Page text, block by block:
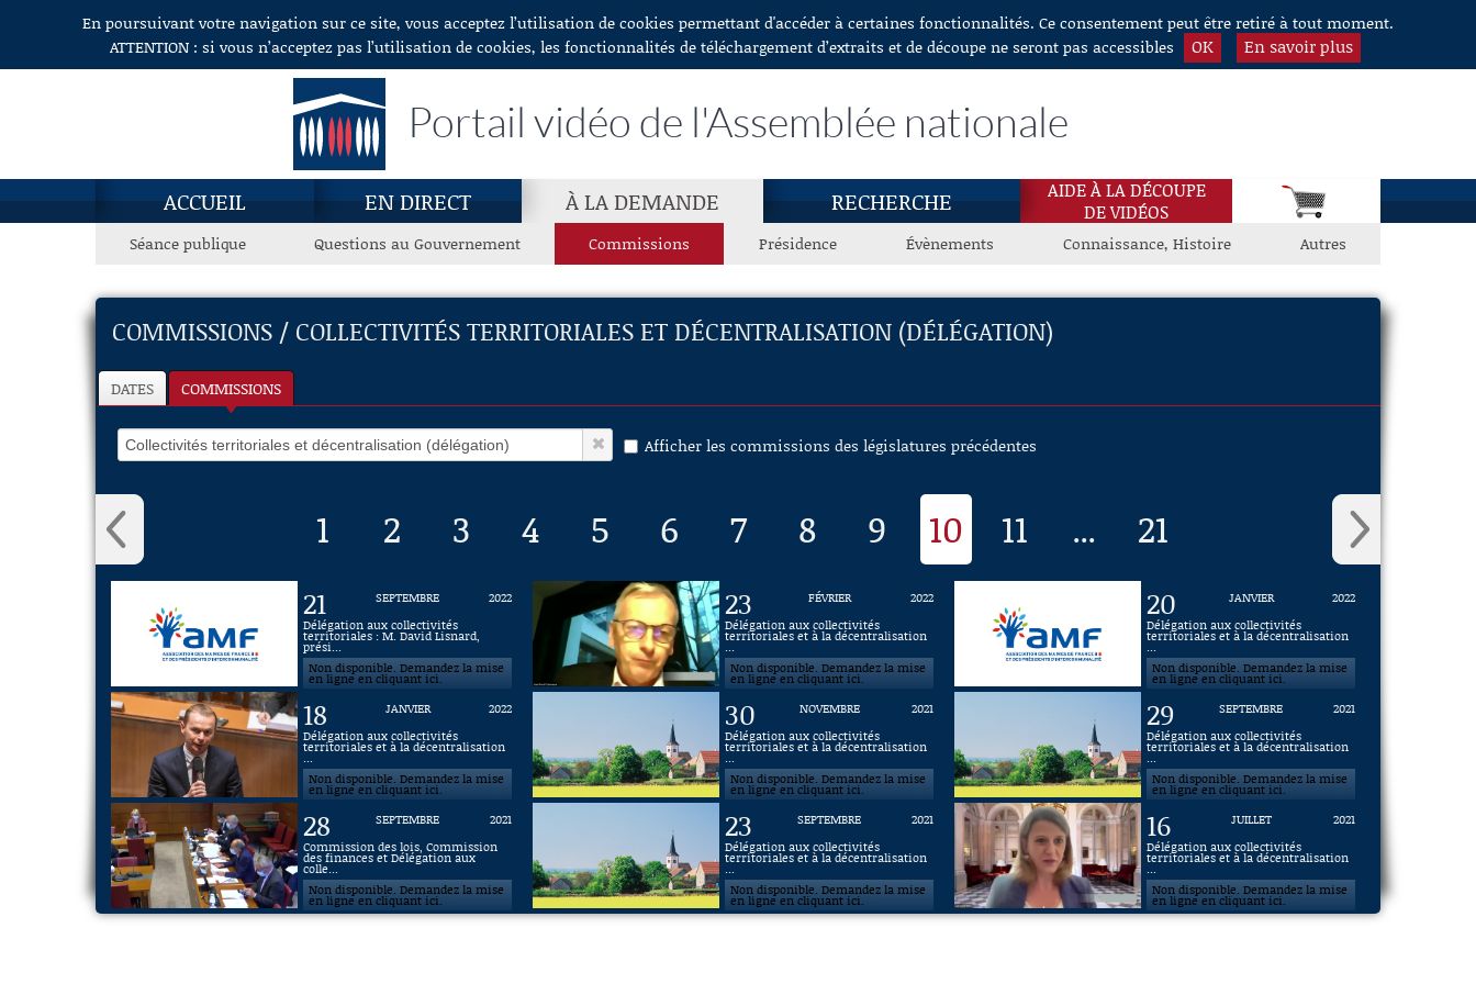
Aller au contenuEn poursuivant votre navigation sur ce site, vous acceptez l’utilisation de cookies permettant d'accéder à certaines fonctionnalités. Ce consentement peut être retiré à tout moment.
ATTENTION : si vous n’acceptez pas l’utilisation de cookies, les fonctionnalités de téléchargement d’extraits et de découpe ne seront pas accessibles
OK En savoir plus
Portail vidéo de l'Assemblée nationale
ACCUEIL EN DIRECT À LA DEMANDE RECHERCHE
AIDE À LA DÉCOUPE
DE VIDÉOS
Séance publique Questions au Gouvernement Commissions Présidence Évènements Connaissance, Histoire Autres
COMMISSIONS / COLLECTIVITÉS TERRITORIALES ET DÉCENTRALISATION (DÉLÉGATION)
DATES COMMISSIONS
Afficher les commissions des législatures précédentes
1 2 3 4 5 6 7 8 9 10 11 ... 21
21 SEPTEMBRE
2022
Délégation aux collectivités
territoriales : M. David Lisnard,
prési...
Non disponible. Demandez la mise
en ligne en cliquant ici.
23 FÉVRIER
2022
Délégation aux collectivités
territoriales et à la décentralisation
...
Non disponible. Demandez la mise
en ligne en cliquant ici.
20 JANVIER
2022
Délégation aux collectivités
territoriales et à la décentralisation
...
Non disponible. Demandez la mise
en ligne en cliquant ici.
18 JANVIER
2022
Délégation aux collectivités
territoriales et à la décentralisation
...
Non disponible. Demandez la mise
en ligne en cliquant ici.
30 NOVEMBRE
2021
Délégation aux collectivités
territoriales et à la décentralisation
...
Non disponible. Demandez la mise
en ligne en cliquant ici.
29 SEPTEMBRE
2021
Délégation aux collectivités
territoriales et à la décentralisation
...
Non disponible. Demandez la mise
en ligne en cliquant ici.
28 SEPTEMBRE
2021
Commission des lois, Commission
des finances et Délégation aux
colle...
Non disponible. Demandez la mise
en ligne en cliquant ici.
23 SEPTEMBRE
2021
Délégation aux collectivités
territoriales et à la décentralisation
...
Non disponible. Demandez la mise
en ligne en cliquant ici.
16 JUILLET
2021
Délégation aux collectivités
territoriales et à la décentralisation
...
Non disponible. Demandez la mise
en ligne en cliquant ici.